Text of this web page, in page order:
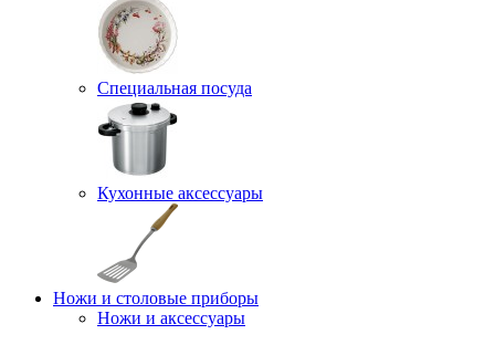
Специальная посуда
Кухонные аксессуары
Ножи и столовые приборы
Ножи и аксессуары